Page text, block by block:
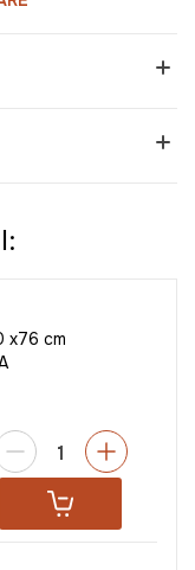
x76 cm